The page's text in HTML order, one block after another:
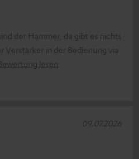
der Hammer, da gibt es nichts
Verstärker in der Bedienung via
lesen
09.07.2026